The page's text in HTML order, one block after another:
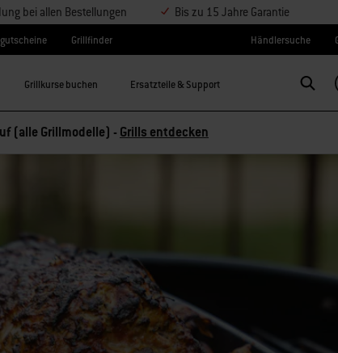
bei allen Bestellungen Bis zu 15 Jahre Garantie
Grillfinder Händlersuche
Grillkurse buchen Ersatzteile & Support
(alle Grillmodelle) - Grills entdecken